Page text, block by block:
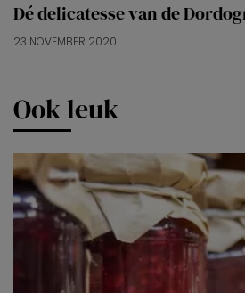
Dé delicatesse van de
23 NOVEMBER 2020
Ook leuk